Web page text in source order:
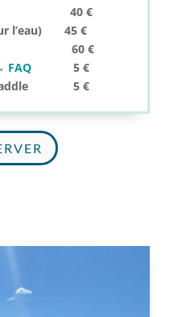
€
l’eau) 45 €
€
FAQ5 €
paddle 5 €